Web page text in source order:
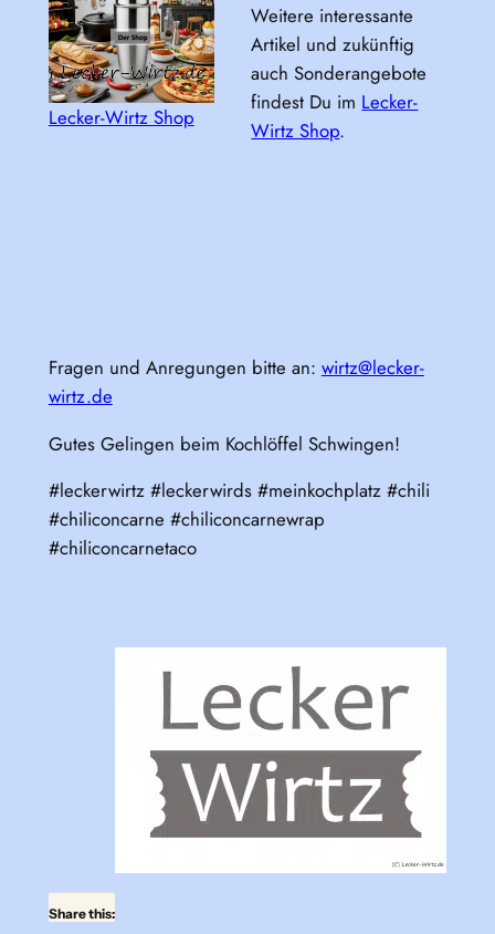
Lecker-Wirtz Shop
Weitere interessante
Artikel und zukünftig
auch Sonderangebote
findest Du im Lecker-
Wirtz Shop.
Fragen und Anregungen bitte an: wirtz@lecker-
wirtz.de
Gutes Gelingen beim Kochlöffel Schwingen!
#leckerwirtz #leckerwirds #meinkochplatz #chili
#chiliconcarne #chiliconcarnewrap
#chiliconcarnetaco
Share this: